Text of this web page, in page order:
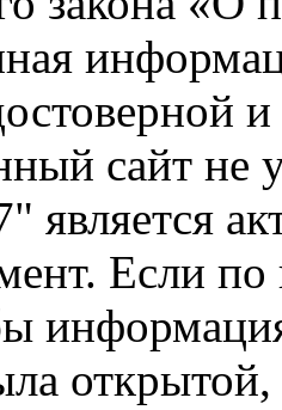
сайт не
Если
открытой,